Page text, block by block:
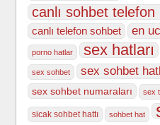
canlı sohbet telefon
canlı telefon sohbet en
porno hatlar sex hatları
sex sohbet sex sohbet
sex sohbet numaraları
sex
sicak sohbet hattı sohbet hat